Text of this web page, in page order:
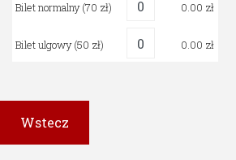
Bilet normalny (70 zł) 0.00
Bilet ulgowy (50 zł) 0.00